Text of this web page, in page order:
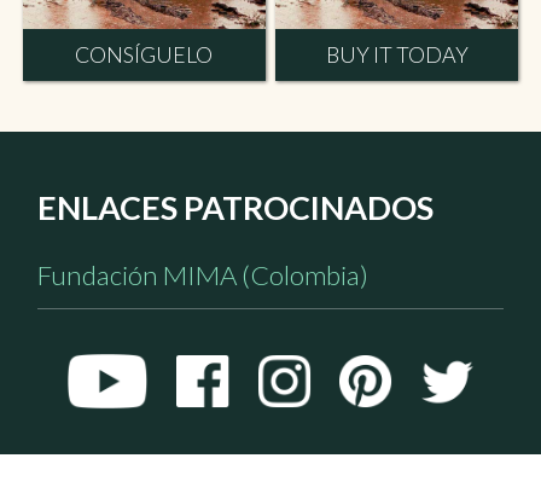
CONSÍGUELO BUY IT TODAY
ENLACES PATROCINADOS
Fundación MIMA (Colombia)